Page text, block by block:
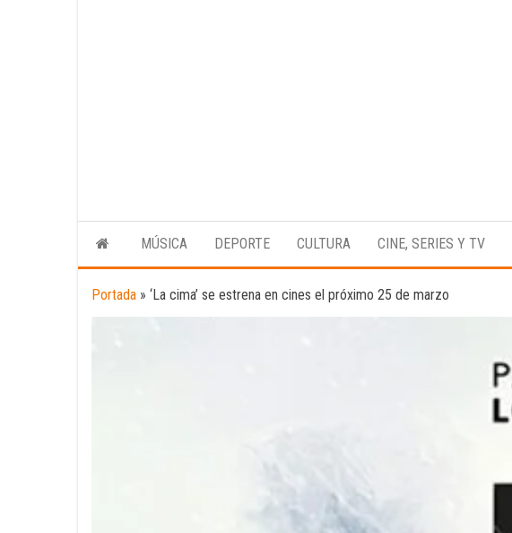
MÚSICA DEPORTE CULTURA CINE, SERIES Y TV
Portada » ‘La cima’ se estrena en cines el próximo 25 de marzo